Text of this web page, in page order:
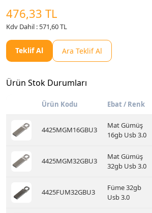
476,33 TL
Kdv Dahil : 571,60 TL
Teklif Al Ara Teklif Al
Ürün Stok Durumları
Ürün Kodu Ebat / Renk
4425MGM16GBU3
Mat Gümüş
16gb Usb 3.0
4425MGM32GBU3
Mat Gümüş
32gb Usb 3.0
4425FUM32GBU3
Füme 32gb
Usb 3.0